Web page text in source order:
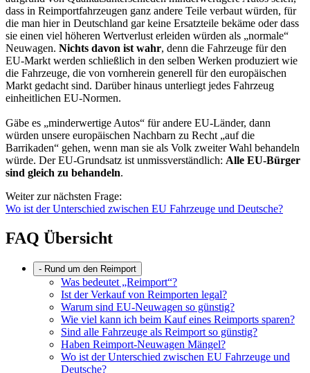
dass in Reimportfahrzeugen ganz andere Teile verbaut würden, für
die man hier in Deutschland gar keine Ersatzteile bekäme oder dass
sie einen viel höheren Wertverlust erleiden würden als „normale“
Neuwagen. Nichts davon ist wahr, denn die Fahrzeuge für den
EU-Markt werden schließlich in den selben Werken produziert wie
die Fahrzeuge, die von vornherein generell für den europäischen
Markt gedacht sind. Darüber hinaus unterliegt jedes Fahrzeug
einheitlichen EU-Normen.
Gäbe es „minderwertige Autos“ für andere EU-Länder, dann
würden unsere europäischen Nachbarn zu Recht „auf die
Barrikaden“ gehen, wenn man sie als Volk zweiter Wahl behandeln
würde. Der EU-Grundsatz ist unmissverständlich: Alle EU-Bürger
sind gleich zu behandeln.
Weiter zur nächsten Frage:
Wo ist der Unterschied zwischen EU Fahrzeuge und Deutsche?
FAQ Übersicht
- Rund um den Reimport
Was bedeutet „Reimport“?
Ist der Verkauf von Reimporten legal?
Warum sind EU-Neuwagen so günstig?
Wie viel kann ich beim Kauf eines Reimports sparen?
Sind alle Fahrzeuge als Reimport so günstig?
Haben Reimport-Neuwagen Mängel?
Wo ist der Unterschied zwischen EU Fahrzeuge und
Deutsche?